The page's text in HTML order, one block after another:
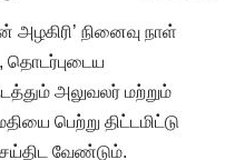
நினைவு நாள்
தொடர்புடைய
அலுவலர் மற்றும்
பெற்று திட்டமிட்டு
வேண்டும்.